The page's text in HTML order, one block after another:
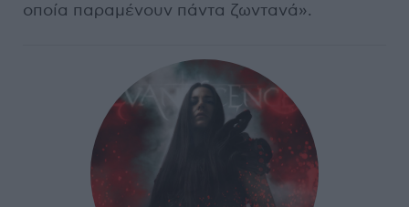
οποία παραμένουν πάντα ζωντανά».